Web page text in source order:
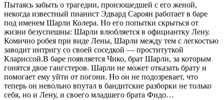
Пытаясь забыть о трагедии, произошедшей с его женой,
некогда известный пианист Эдвард Сароян работает в баре
под именем Шарли Колера. Но его попытки скрыться от
жизни безуспешны: Шарли влюбляется в официантку Лену.
Комично робея при виде Лены, Шарли между тем с легкостью
заводит интригу со своей соседкой — проституткой
Клариссой.В баре появляется Чико, брат Шарли, за которым
гонятся двое гангстеров. Шарли не может отказать брату и
помогает ему уйти от погони. Но он не подозревает, что
теперь он невольно впутал в бандитские разборки не только
себя, но и Лену, и своего младшего брата Фидо…